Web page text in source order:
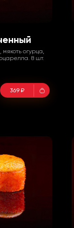
огурца,
8 шт.
369 ₽